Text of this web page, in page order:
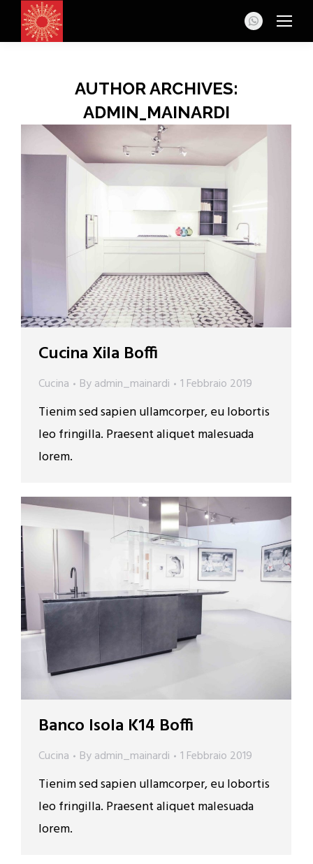
Whatsapp
AUTHOR ARCHIVES:
ADMIN_MAINARDI
Cucina Xila Boffi
Cucina Byadmin_mainardi 1 Febbraio 2019
Tienim sed sapien ullamcorper, eu lobortis
leo fringilla. Praesent aliquet malesuada
lorem.
Banco Isola K14 Boffi
Cucina Byadmin_mainardi 1 Febbraio 2019
Tienim sed sapien ullamcorper, eu lobortis
leo fringilla. Praesent aliquet malesuada
lorem.